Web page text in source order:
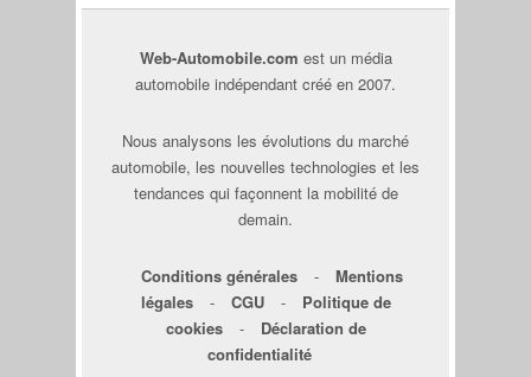
Web-Automobile.com est un média
automobile indépendant créé en 2007.
Nous analysons les évolutions du marché
automobile, les nouvelles technologies et les
tendances qui façonnent la mobilité de
demain.
Conditions générales -
Mentions
légales
- CGU -
Politique de
cookies
-
Déclaration de
confidentialité